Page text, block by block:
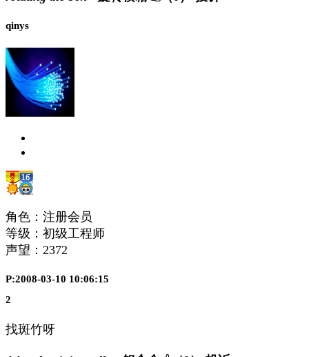
qinys
角色：注册会员
等级：初级工程师
声望： 2372
P:2008-03-10 10:06:15
2
找斑竹呀